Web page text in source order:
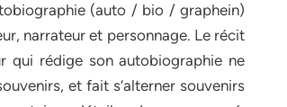
(auto / bio / graphein)
narrateur et personnage. Le récit
qui rédige son autobiographie ne
et fait s’alterner souvenirs